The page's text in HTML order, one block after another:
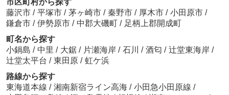
市区町村から探す
藤沢市 / 平塚市 / 茅ヶ崎市 / 秦野市 / 厚木市 / 小田原市 /
鎌倉市 / 伊勢原市 / 中郡大磯町 / 足柄上郡開成町
町名から探す
小鍋島 / 中里 / 大鋸 / 片瀬海岸 / 石川 / 酒匂 / 辻堂東海岸 /
辻堂太平台 / 東田原 / 虹ケ浜
路線から探す
東海道本線 / 湘南新宿ライン高海 / 小田急小田原線 /